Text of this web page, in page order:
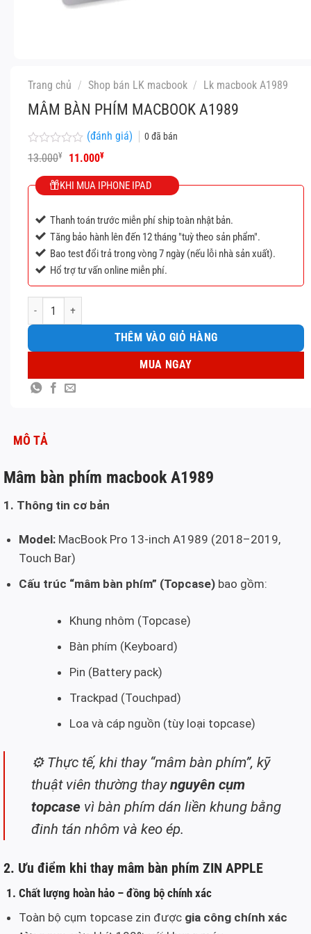
Trang chủ / Shop bán LK macbook / Lk macbook A1989
MÂM BÀN PHÍM MACBOOK A1989
Được
xếp
hạng
0
(đánh giá) 0đã bán
13.000¥
Giá
là:
13.000¥.
11.000¥Giá
tại
là:
KHI MUA IPHONE IPAD
Thanh toán trước miễn phí ship toàn nhật bản.
Tăng bảo hành lên đến 12 tháng "tuỳ theo sản phẩm".
Bao test đổi trả trong vòng 7 ngày (nếu lỗi nhà sản xuất).
Hổ trợ tư vấn online miễn phí.
Mâm bàn phím macbook A1989 số lượng
THÊM VÀO GIỎ HÀNG
MUA NGAY
MÔ TẢ
Mâm bàn phím macbook A1989
1. Thông tin cơ bản
Model: MacBook Pro 13-inch A1989 (2018–2019,
Touch Bar)
Cấu trúc “mâm bàn phím” (Topcase) bao gồm:
Khung nhôm (Topcase)
Bàn phím (Keyboard)
Pin (Battery pack)
Trackpad (Touchpad)
Loa và cáp nguồn (tùy loại topcase)
⚙️ Thực tế, khi thay “mâm bàn phím”, kỹ
thuật viên thường thaynguyên cụm
topcase vì bàn phím dán liền khung bằng
đinh tán nhôm và keo ép.
2. Ưu điểm khi thay mâm bàn phím ZIN APPLE
1. Chất lượng hoàn hảo – đồng bộ chính xác
Toàn bộ cụm topcase zin được gia công chính xác